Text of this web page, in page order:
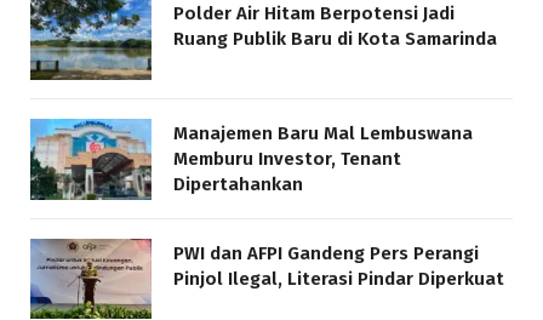
Polder Air Hitam Berpotensi Jadi
Ruang Publik Baru di Kota Samarinda
Manajemen Baru Mal Lembuswana
Memburu Investor, Tenant
Dipertahankan
PWI dan AFPI Gandeng Pers Perangi
Pinjol Ilegal, Literasi Pindar Diperkuat